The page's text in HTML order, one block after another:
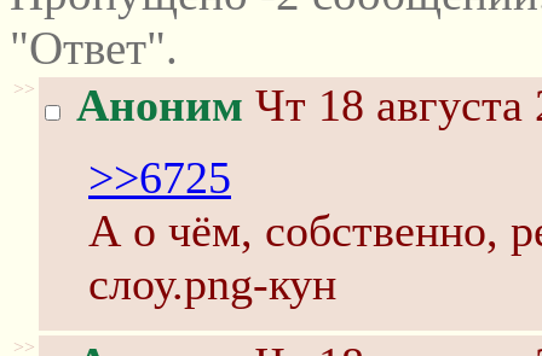
"Ответ".
>> Аноним Чт 18
>>6725
А о чём, собственно,
слоу.png-кун
>>